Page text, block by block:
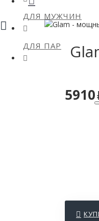
ДЛЯ МУЖЧИН
ДЛЯ ПАР
5910